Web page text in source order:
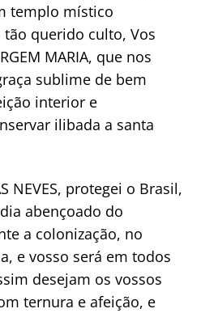
templo místico
tão querido culto, Vos
MARIA, que nos
sublime de bem
interior e
ilibada a santa
NEVES, protegei o Brasil,
abençoado do
a colonização, no
e vosso será em todos
desejam os vossos
ternura e afeição, e